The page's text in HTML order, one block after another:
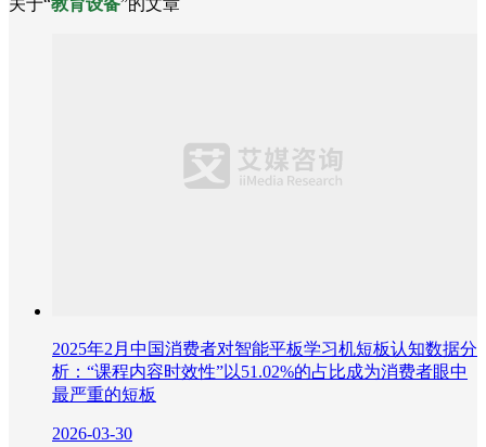
关于“教育设备”的文章
2025年2月中国消费者对智能平板学习机短板认知数据分
析：“课程内容时效性”以51.02%的占比成为消费者眼中
最严重的短板
2026-03-30